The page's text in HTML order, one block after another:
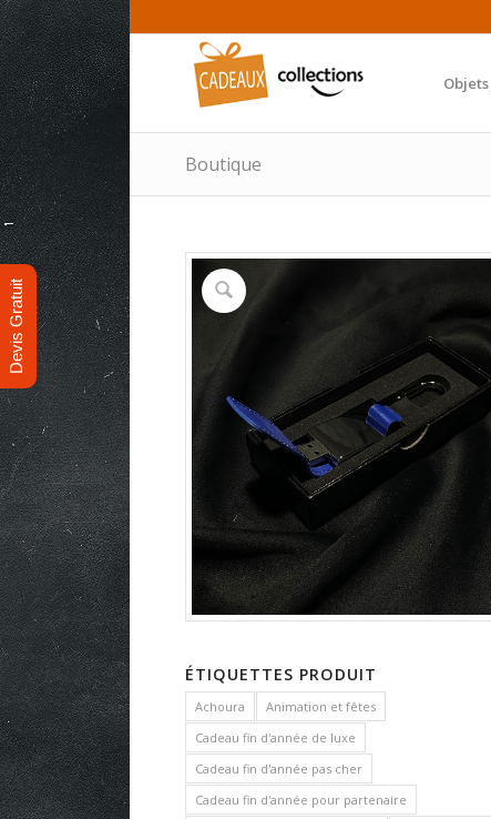
Boutique
ÉTIQUETTES PRODUIT
Achoura
Animation et fêtes
Cadeau fin d'année de luxe
Cadeau fin d'année pas cher
Cadeau fin d'année pour partenaire
Devis Gratuit